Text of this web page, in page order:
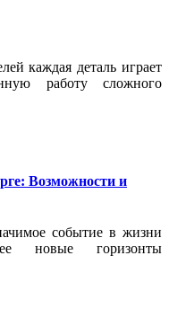
каждая деталь играет
работу сложного
Возможности и
событие в жизни
новые горизонты